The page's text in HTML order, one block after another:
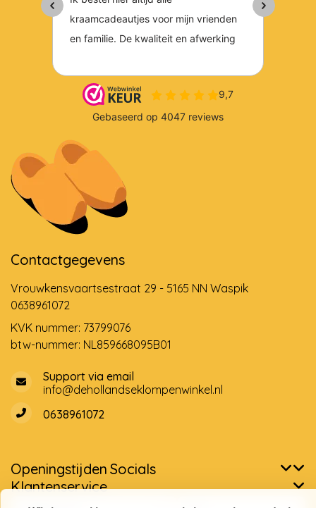
Contactgegevens
Vrouwkensvaartsestraat 29 - 5165 NN Waspik
0638961072
KVK nummer: 73799076
btw-nummer: NL859668095B01
Support via email
info@dehollandseklompenwinkel.nl
0638961072
Openingstijden Socials
Klantenservice